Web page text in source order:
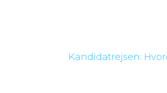
Kandidatrejsen: